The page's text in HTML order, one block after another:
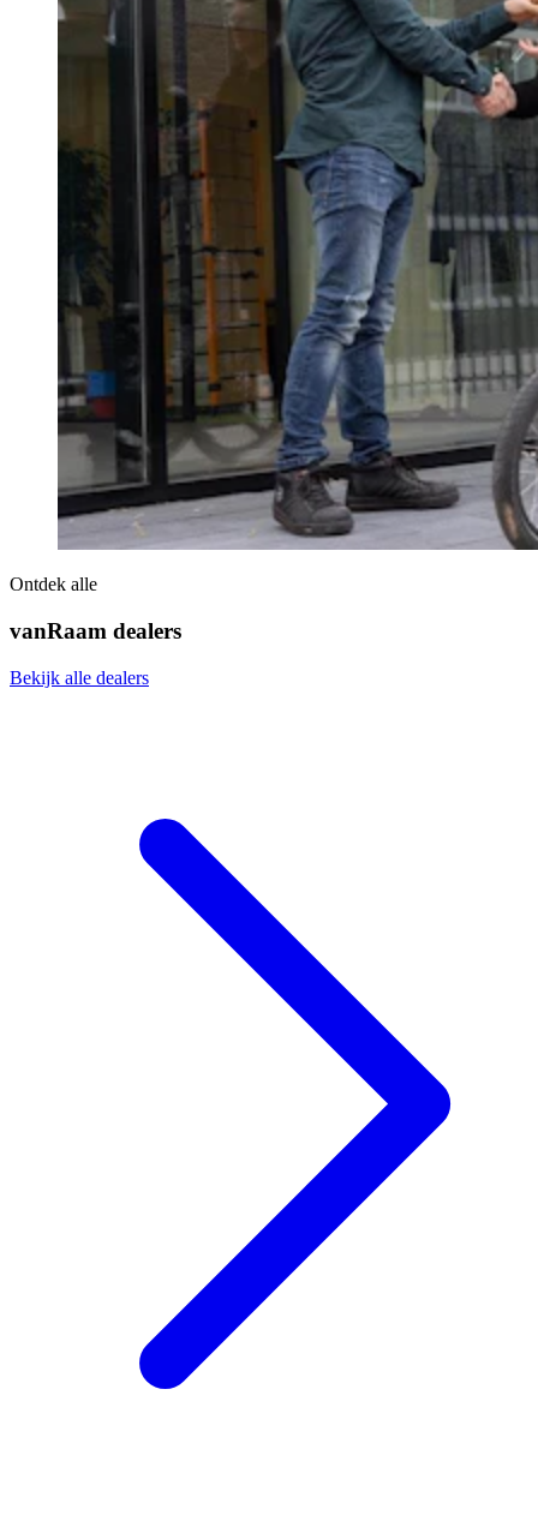
Ontdek alle
vanRaam dealers
Bekijk alle dealers